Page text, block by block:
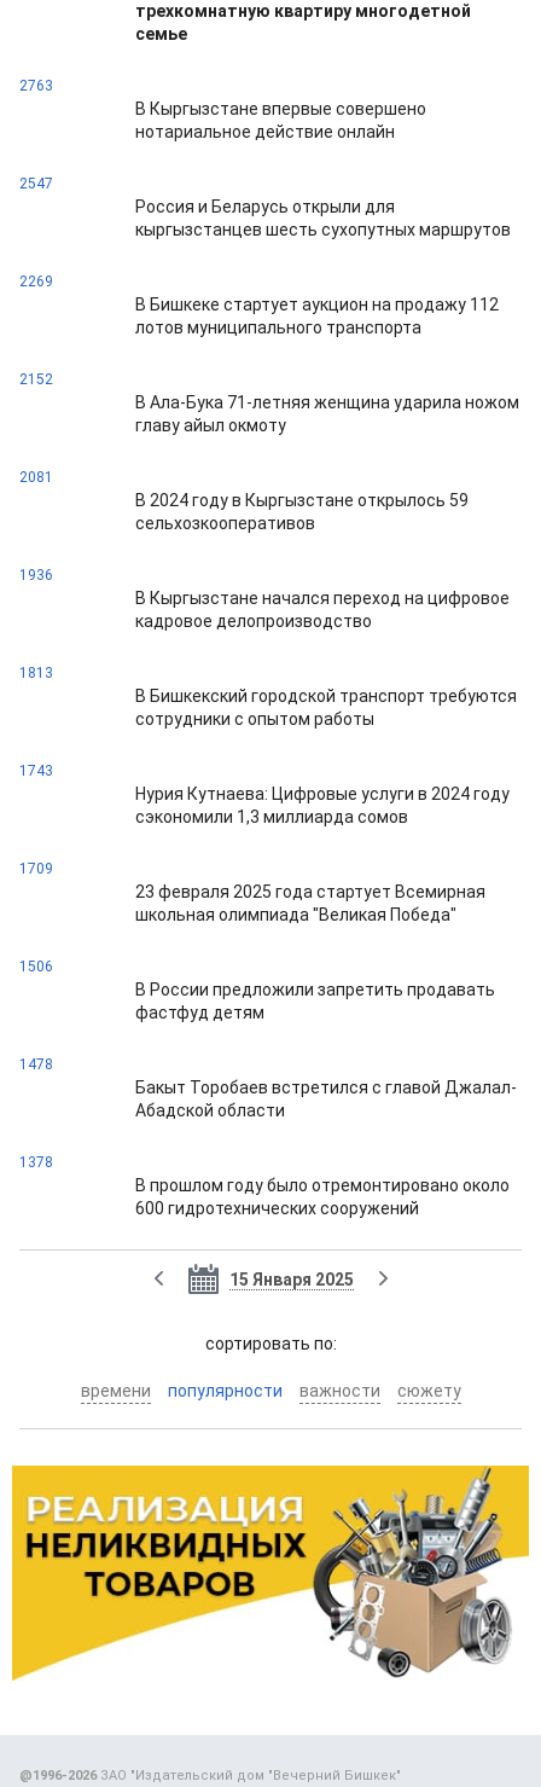
трехкомнатную квартиру многодетной
семье
2763
В Кыргызстане впервые совершено
нотариальное действие онлайн
2547
Россия и Беларусь открыли для
кыргызстанцев шесть сухопутных маршрутов
2269
В Бишкеке стартует аукцион на продажу 112
лотов муниципального транспорта
2152
В Ала-Бука 71-летняя женщина ударила ножом
главу айыл окмоту
2081
В 2024 году в Кыргызстане открылось 59
сельхозкооперативов
1936
В Кыргызстане начался переход на цифровое
кадровое делопроизводство
1813
В Бишкекский городской транспорт требуются
сотрудники с опытом работы
1743
Нурия Кутнаева: Цифровые услуги в 2024 году
сэкономили 1,3 миллиарда сомов
1709
23 февраля 2025 года стартует Всемирная
школьная олимпиада "Великая Победа"
1506
В России предложили запретить продавать
фастфуд детям
1478
Бакыт Торобаев встретился с главой Джалал-
Абадской области
1378
В прошлом году было отремонтировано около
600 гидротехнических сооружений
15 Января 2025
cортировать по:
времени популярности важности сюжету
@1996-2026ЗАО "Издательский дом "Вечерний Бишкек"